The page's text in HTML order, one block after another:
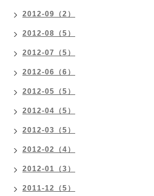
2012-09（2）
2012-08（5）
2012-07（5）
2012-06（6）
2012-05（5）
2012-04（5）
2012-03（5）
2012-02（4）
2012-01（3）
2011-12（5）